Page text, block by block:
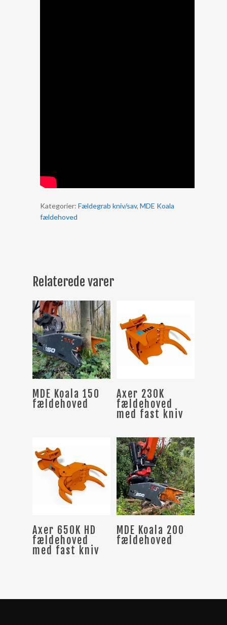
Kategorier: Fældegrab kniv/sav, MDE Koala
fældehoved
Relaterede varer
Læs Mere
MDE Koala 150
fældehoved
Læs Mere
Axer 230K
fældehoved
med fast kniv
Læs Mere
Axer 650K HD
fældehoved
med fast kniv
Læs Mere
MDE Koala 200
fældehoved